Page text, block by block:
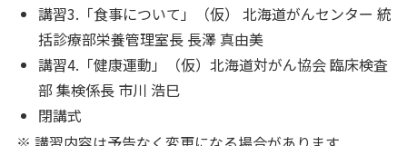
講習3.「食事について」（仮） 北海道がんセンター 統
括診療部栄養管理室長 長澤 真由美
講習4.「健康運動」（仮）北海道対がん協会 臨床検査
部 集検係長 市川 浩巳
閉講式